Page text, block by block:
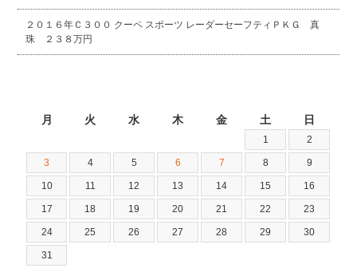
２０１６年Ｃ３００ クーペ スポーツ レーダーセーフティＰＫＧ 真
珠 ２３８万円
月 火 水 木 金 土 日
1 2
3 4 5 6 7 8 9
10 11 12 13 14 15 16
17 18 19 20 21 22 23
24 25 26 27 28 29 30
31